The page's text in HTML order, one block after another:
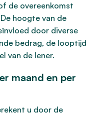
de overeenkomst
hoogte van de
door diverse
bedrag, de looptijd
van de lener.
maand en per
u door de